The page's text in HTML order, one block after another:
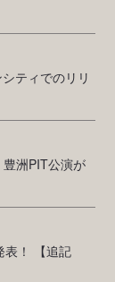
ティでのリリ
洲PIT公演が
表！ 【追記